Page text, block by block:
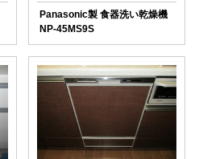
Panasonic製 食器洗い乾燥機
NP-45MS9S